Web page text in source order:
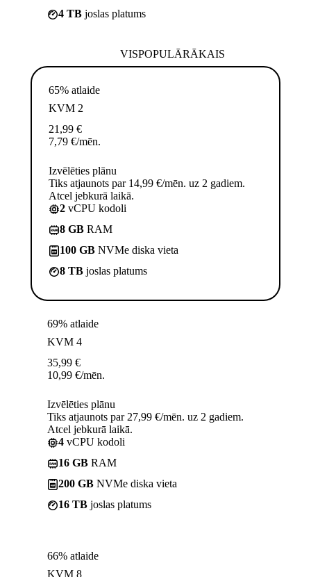
4 TB joslas platums
VISPOPULĀRĀKAIS
65% atlaide
KVM 2
21,99 €
7,79 €/mēn.
Izvēlēties plānu
Tiks atjaunots par 14,99 €/mēn. uz 2 gadiem.
Atcel jebkurā laikā.
2 vCPU kodoli
8 GB RAM
100 GB NVMe diska vieta
8 TB joslas platums
69% atlaide
KVM 4
35,99 €
10,99 €/mēn.
Izvēlēties plānu
Tiks atjaunots par 27,99 €/mēn. uz 2 gadiem.
Atcel jebkurā laikā.
4 vCPU kodoli
16 GB RAM
200 GB NVMe diska vieta
16 TB joslas platums
66% atlaide
KVM 8